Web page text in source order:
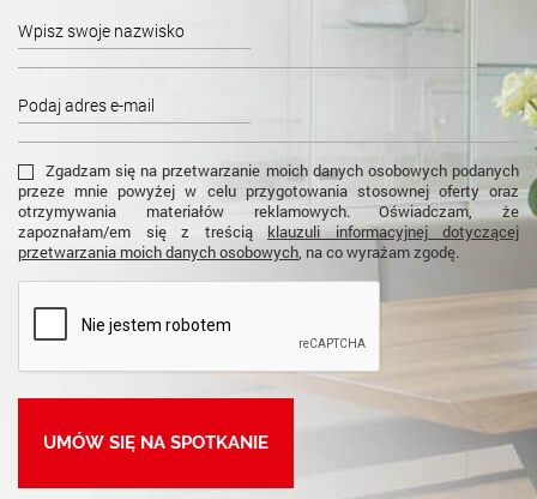
Zgadzam się na przetwarzanie moich danych osobowych podanych
przeze mnie powyżej w celu przygotowania stosownej oferty oraz
otrzymywania materiałów reklamowych. Oświadczam, że
zapoznałam/em się z treścią klauzuli informacyjnej dotyczącej
przetwarzania moich danych osobowych, na co wyrażam zgodę.